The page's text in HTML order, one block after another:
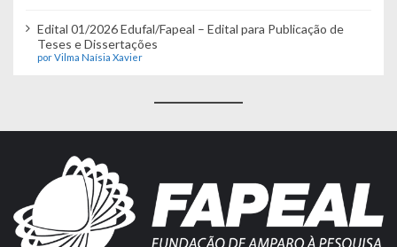
Edital 01/2026 Edufal/Fapeal – Edital para Publicação de
Teses e Dissertações
por Vilma Naísia Xavier